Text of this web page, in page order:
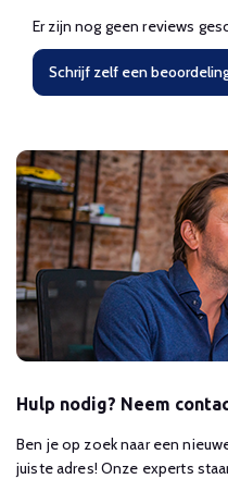
Er zijn nog geen reviews
Schrijf zelf een
Hulp nodig? Neem
Ben je op zoek naar een
juiste adres! Onze experts